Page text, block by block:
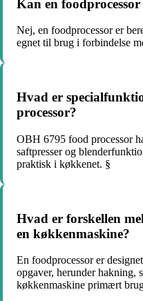
Kan en
Nej, en foodprocessor er
egnet til brug i forbindelse
Hvad er
processor?
OBH 6795 food processor
saftpresser og
praktisk i køkkenet. §
Hvad er forskellen
en køkkenmaskine?
En foodprocessor er
opgaver, herunder hakning,
køkkenmaskine primært